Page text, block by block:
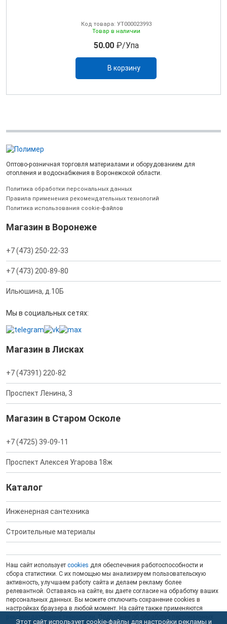
Код товара: УТ000023993
Товар в наличии
50.00₽/Упа
В корзину
Оптово-розничная торговля материалами и оборудованием для
отопления и водоснабжения в Воронежской области.
Политика обработки персональных данных
Правила применения рекомендательных технологий
Политика использования cookie-файлов
Магазин в Воронеже
+7 (473) 250-22-33
+7 (473) 200-89-80
Ильюшина, д.10Б
Мы в социальных сетях:
Магазин в Лисках
+7 (47391) 220-82
Проспект Ленина, 3
Магазин в Старом Осколе
+7 (4725) 39-09-11
Проспект Алексея Угарова 18ж
Каталог
Инженерная сантехника
Строительные материалы
Наш сайт использует cookies для обеспечения работоспособности и
сбора статистики. С их помощью мы анализируем пользовательскую
активность, улучшаем работу сайта и делаем рекламу более
релевантной. Оставаясь на сайте, вы даете согласие на обработку ваших
персональных данных. Вы можете отключить сохранение cookies в
настройках браузера в любой момент. На сайте также применяются
Этот сайт использует cookie-файлы для настройки рекламы и